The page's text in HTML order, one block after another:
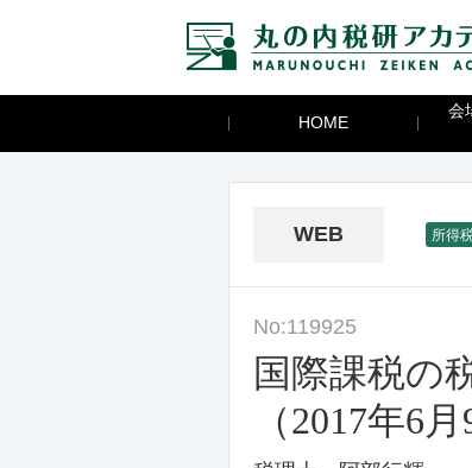
HOME
会
WEB 所得
No:119925
国際課税の
（2017年6